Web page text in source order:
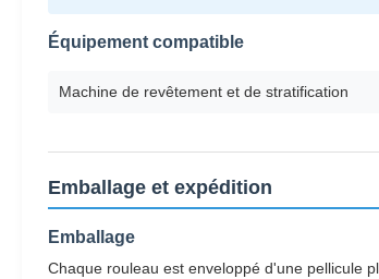
Équipement compatible
Machine de revêtement et de stratification
Emballage et expédition
Emballage
Chaque rouleau est enveloppé d'une pellicule